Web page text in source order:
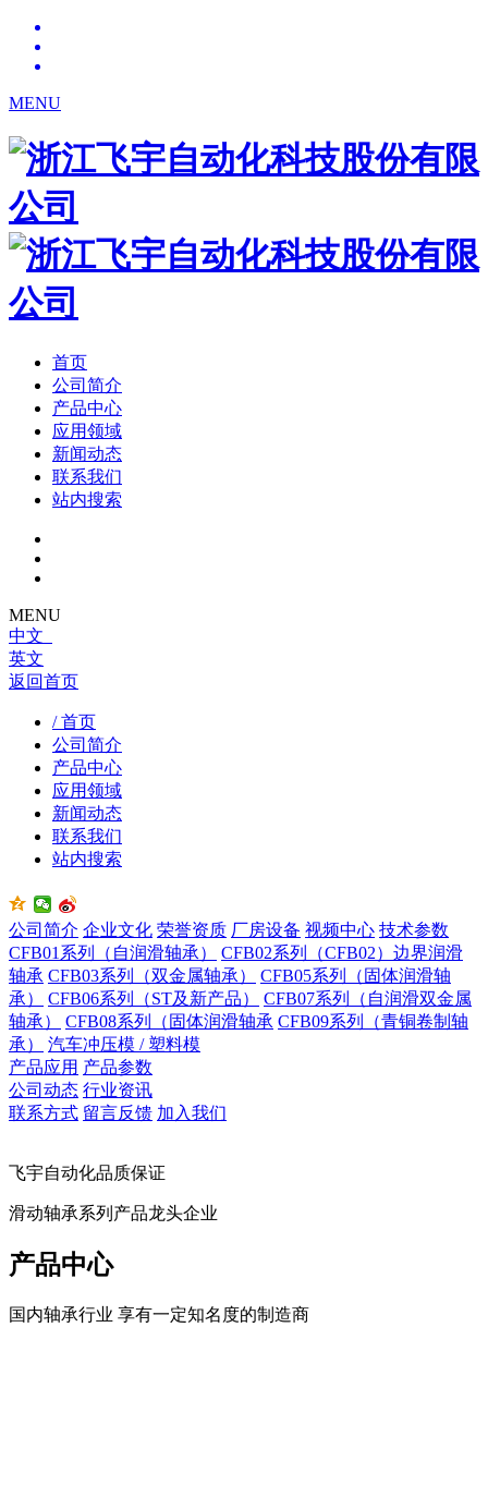
MENU
首页
公司简介
产品中心
应用领域
新闻动态
联系我们
站内搜索
MENU
中文
英文
返回首页
/ 首页
公司简介
产品中心
应用领域
新闻动态
联系我们
站内搜索
公司简介 企业文化 荣誉资质 厂房设备 视频中心 技术参数
CFB01系列（自润滑轴承）
CFB02系列（CFB02）边界润滑
轴承 CFB03系列（双金属轴承）
CFB05系列（固体润滑轴
承）
CFB06系列（ST及新产品）
CFB07系列（自润滑双金属
轴承）
CFB08系列（固体润滑轴承 CFB09系列（青铜卷制轴
承）
汽车冲压模 / 塑料模
产品应用 产品参数
公司动态 行业资讯
联系方式 留言反馈 加入我们
飞宇自动化品质保证
滑动轴承系列产品龙头企业
产品中心
国内轴承行业 享有一定知名度的制造商